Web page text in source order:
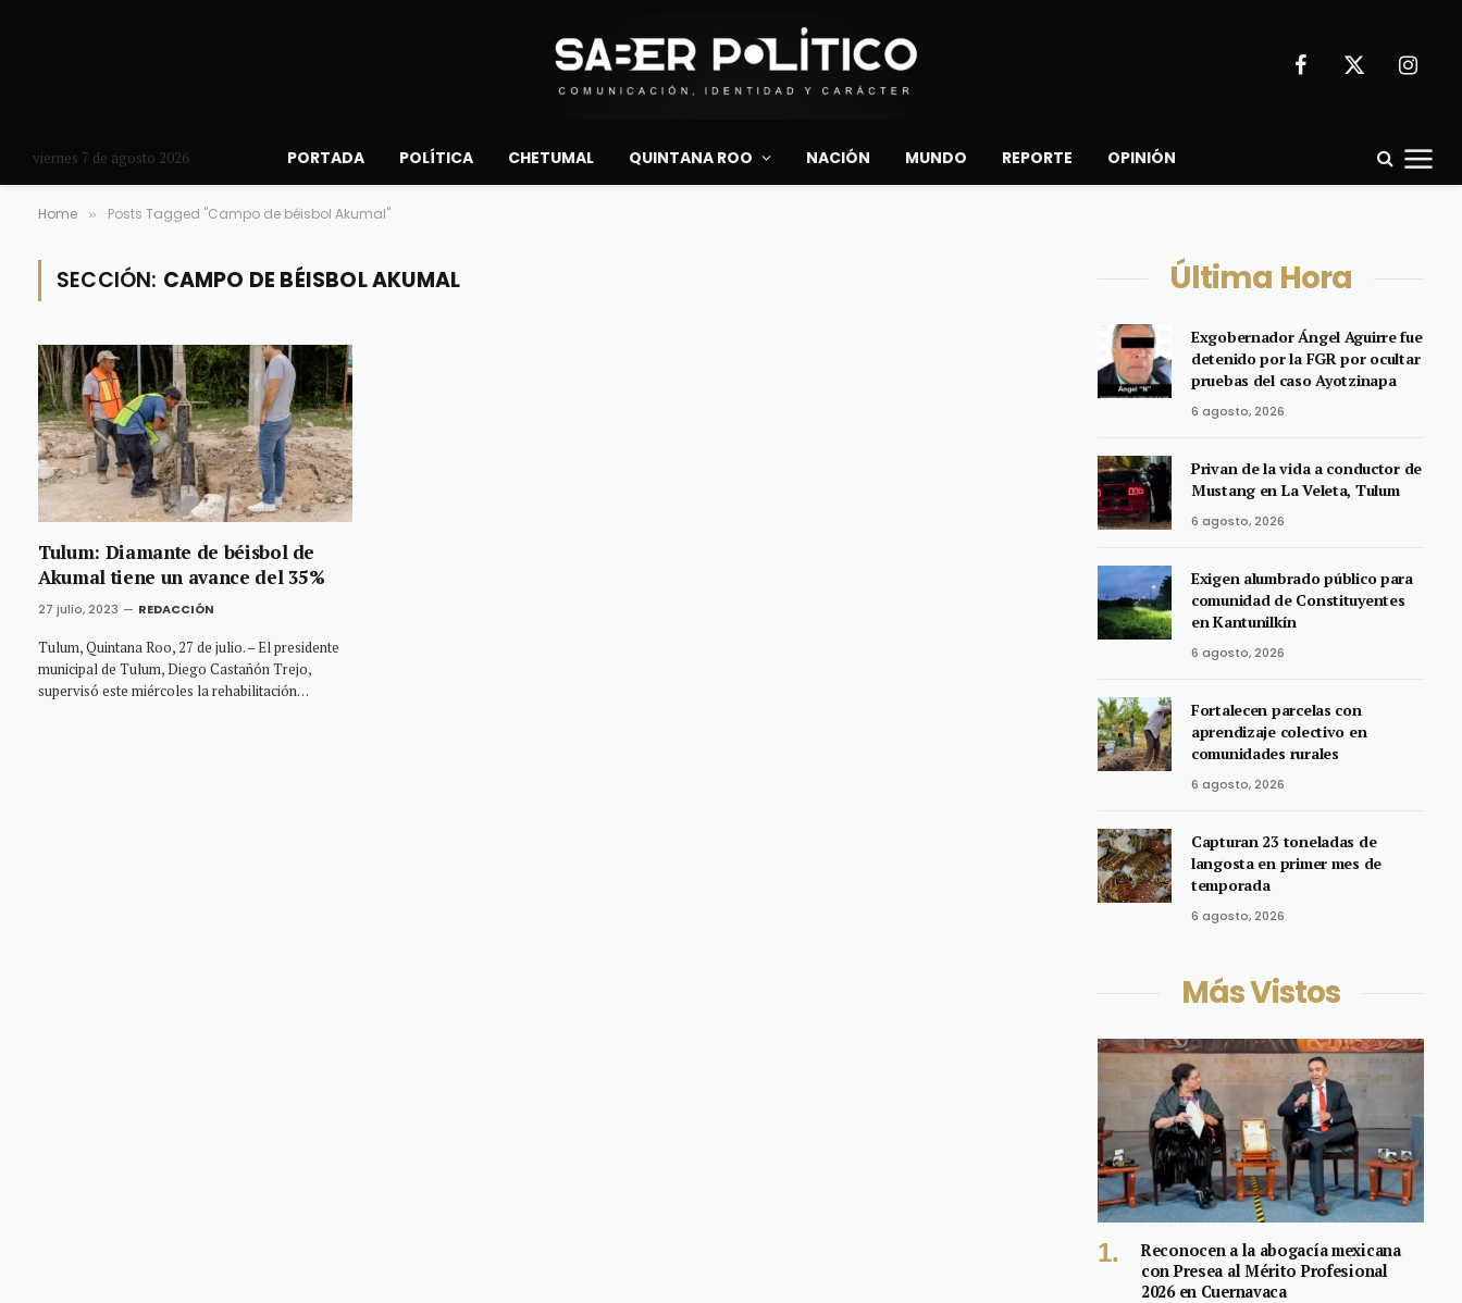
Facebook
X
viernes 7 de agosto 2026 PORTADA POLÍTICA CHETUMAL QUINTANA ROO NACIÓN MUNDO REPORTE OPINIÓN
Home » Posts Tagged "Campo de béisbol Akumal"
SECCIÓN: CAMPO DE BÉISBOL AKUMAL
Tulum: Diamante de béisbol de
Akumal tiene un avance del 35%
27 julio, 2023 REDACCIÓN
Tulum, Quintana Roo, 27 de julio. – El presidente
municipal de Tulum, Diego Castañón Trejo,
supervisó este miércoles la rehabilitación…
Última Hora
Exgobernador Ángel Aguirre fue
detenido por la FGR por ocultar
pruebas del caso Ayotzinapa
6 agosto, 2026
Privan de la vida a conductor de
Mustang en La Veleta, Tulum
6 agosto, 2026
Exigen alumbrado público para
comunidad de Constituyentes
en Kantunilkín
6 agosto, 2026
Fortalecen parcelas con
aprendizaje colectivo en
comunidades rurales
6 agosto, 2026
Capturan 23 toneladas de
langosta en primer mes de
temporada
6 agosto, 2026
Más Vistos
Reconocen a la abogacía mexicana
con Presea al Mérito Profesional
2026 en Cuernavaca